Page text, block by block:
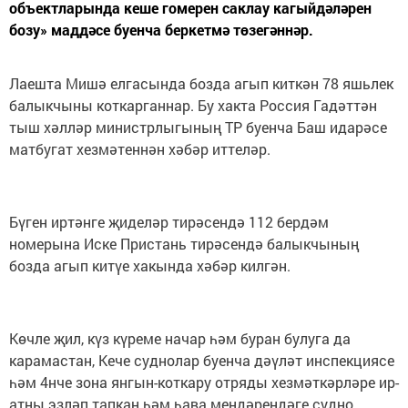
объектларында кеше гомерен саклау кагыйдәләрен
бозу» маддәсе буенча беркетмә төзегәннәр.
Лаешта Мишә елгасында бозда агып киткән 78 яшьлек
балыкчыны коткарганнар. Бу хакта Россия Гадәттән
тыш хәлләр министрлыгының ТР буенча Баш идарәсе
матбугат хезмәтеннән хәбәр иттеләр.
Бүген иртәнге җиделәр тирәсендә 112 бердәм
номерына Иске Пристань тирәсендә балыкчының
бозда агып китүе хакында хәбәр килгән.
Көчле җил, күз күреме начар һәм буран булуга да
карамастан, Кече суднолар буенча дәүләт инспекциясе
һәм 4нче зона янгын-коткару отряды хезмәткәрләре ир-